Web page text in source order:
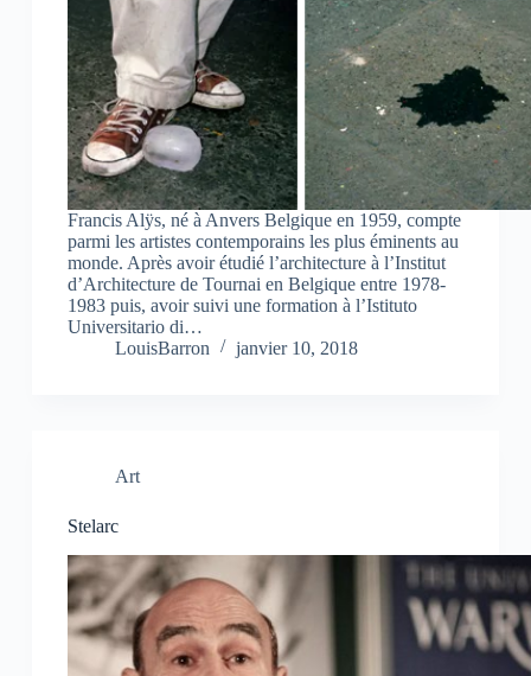
Francis Alÿs, né à Anvers Belgique en 1959, compte
parmi les artistes contemporains les plus éminents au
monde. Après avoir étudié l’architecture à l’Institut
d’Architecture de Tournai en Belgique entre 1978-
1983 puis, avoir suivi une formation à l’Istituto
Universitario di…
LouisBarron
janvier 10, 2018
Art
Stelarc